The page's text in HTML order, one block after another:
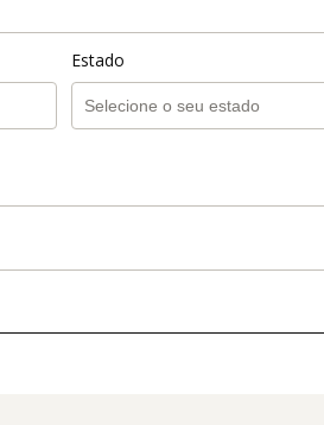
Estado